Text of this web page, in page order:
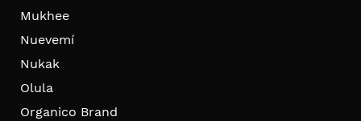
Mukhee
Nuevemí
Nukak
Olula
Organico Brand